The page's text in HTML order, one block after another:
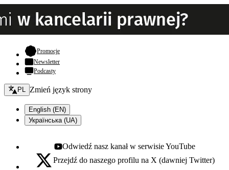
Promocje- otwiera się w nowej karcie
Newsletter
Podcasty
Zmień język - bieżący:
PL Zmień język strony
English (EN)
Українська (UA)
Youtube - otwiera się w nowej karcie
Odwiedź nasz kanał w serwisie YouTube
X - otwiera się w nowej karcie
Przejdź do naszego profilu na X (dawniej Twitter)